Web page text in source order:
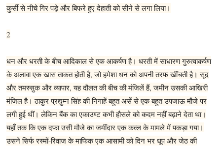
कुर्सी से नीचे गिर पड़े और बिफरे हुए देहाती को सीने से लगा लिया।
2
धन और धरती के बीच आदिकाल से एक आकर्षण है। धरती में साधारण गुरुत्वाकर्षण
के अलावा एक खास ताकत होती है, जो हमेशा धन को अपनी तरफ खींचती है। सूद
और तमस्सुक और व्यापार, यह दौलत की बीच की मंजिलें हैं, जमीन उसकी आखिरी
मंजिल है। ठाकुर प्रद्युम्न सिंह की निगाहें बहुत अर्से से एक बहुत उपजाऊ मौजे पर
लगी हुई थीं। लेकिन बैंक का एकाउण्ट कभी हौसले को कदम नहीं बढ़ाने देता था।
यहॉँ तक कि एक दफा उसी मौजे का जमींदार एक कत्ल के मामले में पकड़ा गया।
उसने सिर्फ रस्मों-रिवाज के माफिक एक आसामी को दिन भर धूप और जेठ की